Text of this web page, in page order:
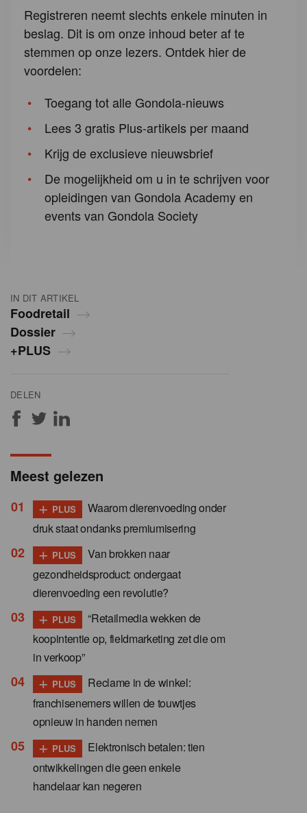
IN DIT ARTIKEL
Foodretail
Dossier
+PLUS
DELEN
Registreren neemt slechts enkele minuten in
beslag. Dit is om onze inhoud beter af te
stemmen op onze lezers. Ontdek hier de
voordelen:
Toegang tot alle Gondola-nieuws
Lees 3 gratis Plus-artikels per maand
Krijg de exclusieve nieuwsbrief
De mogelijkheid om u in te schrijven voor
opleidingen van Gondola Academy en
events van Gondola Society
Meest gelezen
+ PLUS
Waarom dierenvoeding onder
druk staat ondanks premiumisering
+ PLUS
Van brokken naar
gezondheidsproduct: ondergaat
dierenvoeding een revolutie?
+ PLUS
“Retailmedia wekken de
koopintentie op, fieldmarketing zet die om
in verkoop”
+ PLUS
Reclame in de winkel:
franchisenemers willen de touwtjes
opnieuw in handen nemen
+ PLUS
Elektronisch betalen: tien
ontwikkelingen die geen enkele
handelaar kan negeren